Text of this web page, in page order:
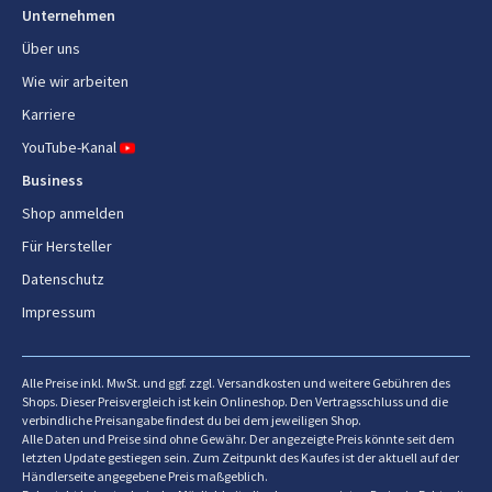
Spülmaschinenfeste Teile
Warmhaltefunktion Zeit
Brotgröße
Joghurtbehälter mit Deckel
Gewicht und Abmessungen
Breite 269 mm
Tiefe 409 mm
Unternehmen
Über uns
Wie wir arbeiten
Karriere
YouTube-Kanal
Business
Shop anmelden
Für Hersteller
Datenschutz
Impressum
Alle Preise inkl. MwSt. und ggf. zzgl. Versandkosten und weitere Gebühren des
Shops. Dieser Preisvergleich ist kein Onlineshop. Den Vertragsschluss und die
verbindliche Preisangabe findest du bei dem jeweiligen Shop.
Alle Daten und Preise sind ohne Gewähr. Der angezeigte Preis könnte seit dem
letzten Update gestiegen sein. Zum Zeitpunkt des Kaufes ist der aktuell auf der
Händlerseite angegebene Preis maßgeblich.